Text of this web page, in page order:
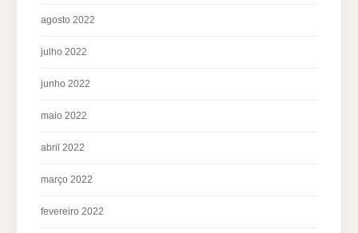
agosto 2022
julho 2022
junho 2022
maio 2022
abril 2022
março 2022
fevereiro 2022